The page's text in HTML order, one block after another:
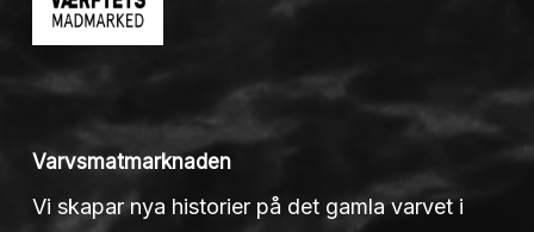
Varvsmatmarknaden
Vi skapar nya historier på det gamla varvet i